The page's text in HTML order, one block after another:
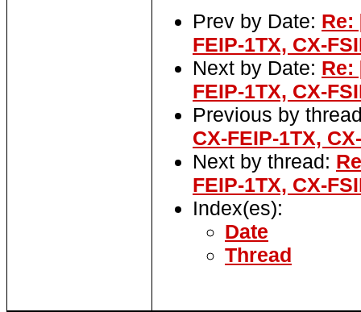
Prev by Date: Re:
FEIP-1TX, CX-
Next by Date: Re:
FEIP-1TX, CX-
Previous by
CX-FEIP-1TX,
Next by thread:
FEIP-1TX, CX-
Index(es):
Date
Thread